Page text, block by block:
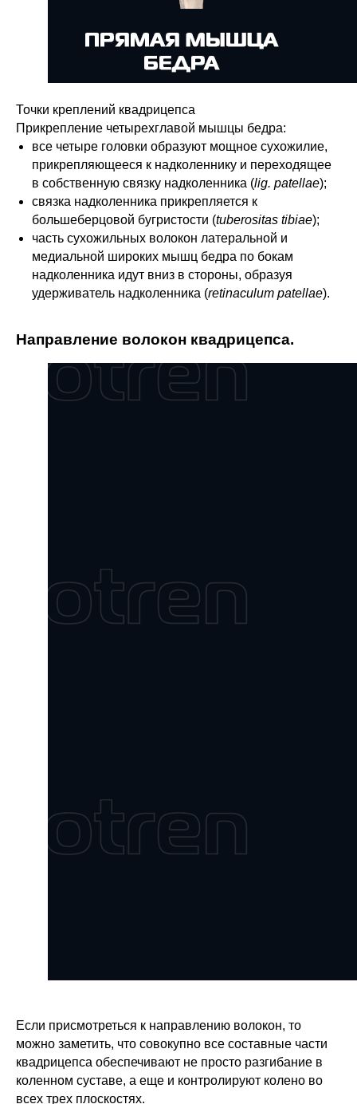
Точки креплений квадрицепса
Прикрепление четырехглавой мышцы бедра:
все четыре головки образуют мощное сухожилие,
прикрепляющееся к надколеннику и переходящее
в собственную связку надколенника (lig. patellae);
связка надколенника прикрепляется к
большеберцовой бугристости (tuberositas tibiae);
часть сухожильных волокон латеральной и
медиальной широких мышц бедра по бокам
надколенника идут вниз в стороны, образуя
удерживатель надколенника (retinaculum patellae).
Направление волокон квадрицепса.
Если присмотреться к направлению волокон, то
можно заметить, что совокупно все составные части
квадрицепса обеспечивают не просто разгибание в
коленном суставе, а еще и контролируют колено во
всех трех плоскостях.